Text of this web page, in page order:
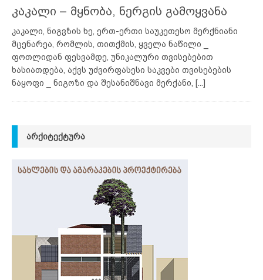
კაკალი – მყნობა, ნერგის გამოყვანა
კაკალი, ნიგვზის ხე, ერთ-ერთი საუკეთესო მერქნიანი
მცენარეა, რომლის, თითქმის, ყველა ნაწილი _
ფოთლიდან ფესვამდე, უნიკალური თვისებებით
ხასიათდება, აქვს უძვირფასესი საკვები თვისებების
ნაყოფი _ ნიგოზი და შესანიშნავი მერქანი,
[...]
ᲐᲠᲥᲘᲢᲔᲥᲢᲣᲠᲐ